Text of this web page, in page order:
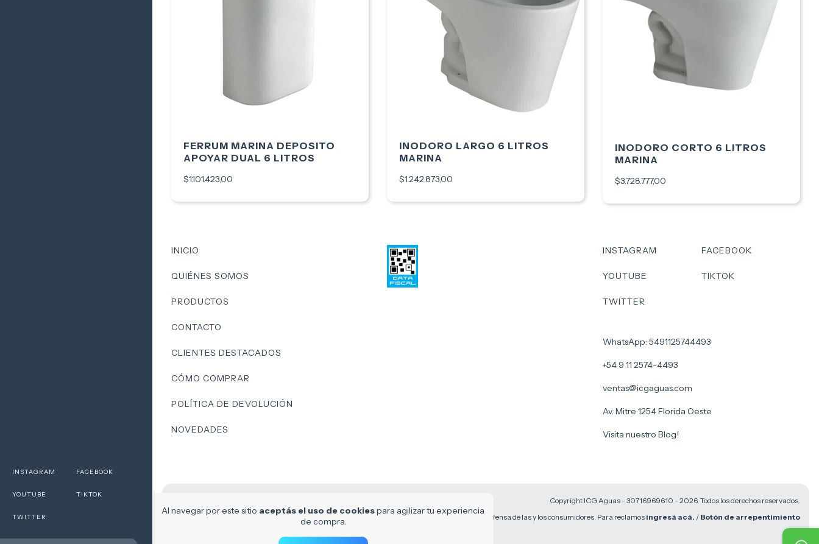
INSTAGRAM FACEBOOK
YOUTUBE TIKTOK
TWITTER
Al navegar por este sitio aceptás el uso de cookiespara agilizar tu experiencia
de compra.
FERRUM MARINA DEPOSITO
APOYAR DUAL 6 LITROS
$1.101.423,00
INODORO LARGO 6 LITROS
MARINA
$1.242.873,00
INODORO CORTO 6 LITROS
MARINA
$3.728.777,00
INICIO
QUIÉNES SOMOS
PRODUCTOS
CONTACTO
CLIENTES DESTACADOS
CÓMO COMPRAR
POLÍTICA DE DEVOLUCIÓN
NOVEDADES
INSTAGRAM FACEBOOK
YOUTUBE TIKTOK
TWITTER
WhatsApp: 5491125744493
+54 9 11 2574-4493
ventas@icgaguas.com
Av. Mitre 1254 Florida Oeste
Visita nuestro Blog!
Copyright ICG Aguas - 30716969610 - 2026. Todos los derechos reservados.
Defensa de las y los consumidores. Para reclamos ingresá acá. / Botón de arrepentimiento